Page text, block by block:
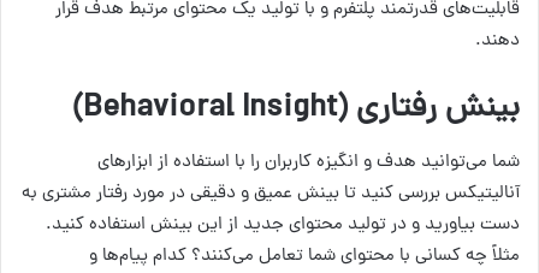
قابلیت‌های قدرتمند پلتفرم و با تولید یک محتوای مرتبط هدف قرار
دهند.
بینش رفتاری (Behavioral Insight)
شما می‌توانید هدف و انگیزه کاربران را با استفاده از ابزارهای
آنالیتیکس بررسی کنید تا بینش عمیق و دقیقی در مورد رفتار مشتری به
دست بیاورید و در تولید محتوای جدید از این بینش استفاده کنید.
مثلاً چه کسانی با محتوای شما تعامل می‌کنند؟ کدام پیام‌ها و